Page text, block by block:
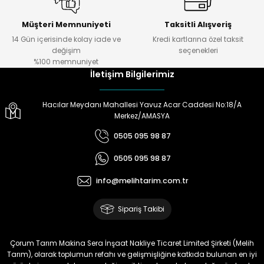
Ö... Ö... | 24/01/2024
Ürün hazırlamada
,göndermede,telefonda bilgi
almada çok yardımcılar.Melih
Doğan Zeki Gürbüz | 23/01/2024
Ürün elime çok çabuk ulaştı.
anda süs yoncasıyla ektim.
Bunun akibeti 2024 yazına belli
olacak
Müşteri Memnuniyeti
14 Gün içerisinde kolay iade ve
değişim
%100 memnuniyet
Taksitli Alışveriş
Kredi kartlarına özel taksit
seçenekleri
İletişim Bilgilerimiz
Hacılar Meydanı Mahallesi Yavuz Acar Caddesi No:18/A
Merkez/AMASYA
0505 095 98 87
0505 095 98 87
info@melihtarim.com.tr
Sipariş Takibi
Çorum Tarım Makina Sera İnşaat Nakliye Ticaret Limited Şirketi (Melih
Tarım), olarak toplumun refahı ve gelişmişliğine katkıda bulunan en iyi